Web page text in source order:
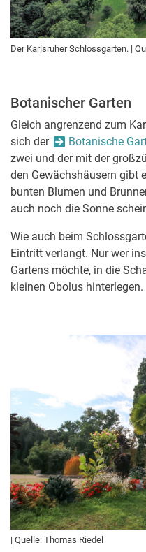
Der Karlsruher Schlossgarten. |
Botanischer Garten
Gleich angrenzend zum
sich der
Botanische
zwei und der mit der
den Gewächshäusern gibt
bunten Blumen und
auch noch die Sonne
Wie auch beim
Eintritt verlangt. Nur wer
Gartens möchte, in die
kleinen Obolus hinterlegen.
| Quelle: Thomas Riedel